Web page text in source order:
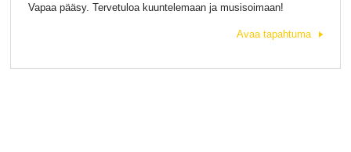
Vapaa pääsy. Tervetuloa kuuntelemaan ja musisoimaan!
Avaa tapahtuma